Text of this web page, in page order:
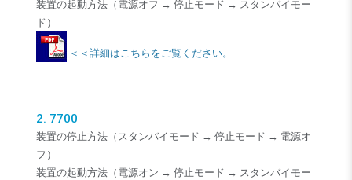
装置の起動方法（電源オフ → 停止モード → スタンバイモー
ド）
＜＜詳細はこちらをご覧ください。
2. 7700
装置の停止方法（スタンバイモード → 停止モード → 電源オ
フ）
装置の起動方法（電源オン → 停止モード → スタンバイモー